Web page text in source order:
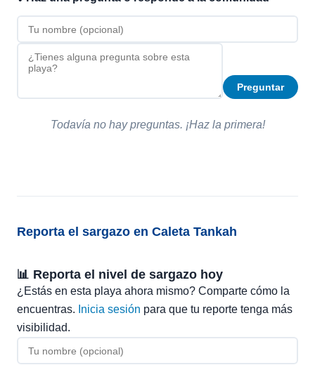
Preguntar
Todavía no hay preguntas. ¡Haz la primera!
Reporta el sargazo en Caleta Tankah
📊 Reporta el nivel de sargazo hoy
¿Estás en esta playa ahora mismo? Comparte cómo la
encuentras. Inicia sesión para que tu reporte tenga más
visibilidad.